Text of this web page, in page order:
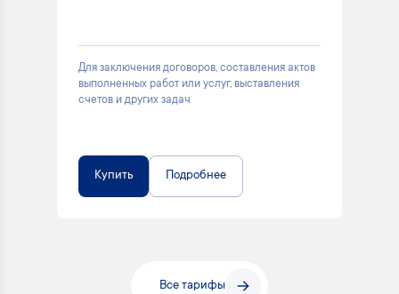
Для заключения договоров, составления актов
выполненных работ или услуг, выставления
счетов и других задач
Купить Подробнее
Все тарифы